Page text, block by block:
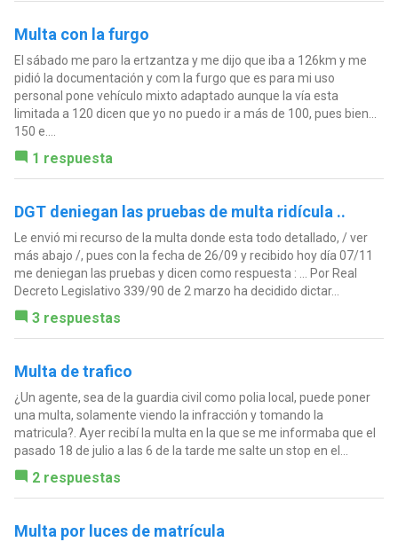
Multa con la furgo
El sábado me paro la ertzantza y me dijo que iba a 126km y me
pidió la documentación y com la furgo que es para mi uso
personal pone vehículo mixto adaptado aunque la vía esta
limitada a 120 dicen que yo no puedo ir a más de 100, pues bien...
150 e....
1 respuesta
DGT deniegan las pruebas de multa ridícula ..
Le envió mi recurso de la multa donde esta todo detallado, / ver
más abajo /, pues con la fecha de 26/09 y recibido hoy día 07/11
me deniegan las pruebas y dicen como respuesta : ... Por Real
Decreto Legislativo 339/90 de 2 marzo ha decidido dictar...
3 respuestas
Multa de trafico
¿Un agente, sea de la guardia civil como polia local, puede poner
una multa, solamente viendo la infracción y tomando la
matricula?. Ayer recibí la multa en la que se me informaba que el
pasado 18 de julio a las 6 de la tarde me salte un stop en el...
2 respuestas
Multa por luces de matrícula